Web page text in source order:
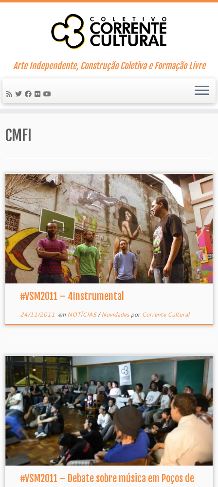
Skip
Arte Independente, Construção Coletiva e Formação Livre
CMFI
#VSM2011 – 4Instrumental
24/11/2011 em NOTÍCIAS/Novidades por Corrente Cultural
#VSM2011 – Debate sobre música em Poços de